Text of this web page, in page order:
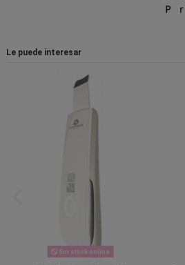
Le puede interesar
Sin stock online